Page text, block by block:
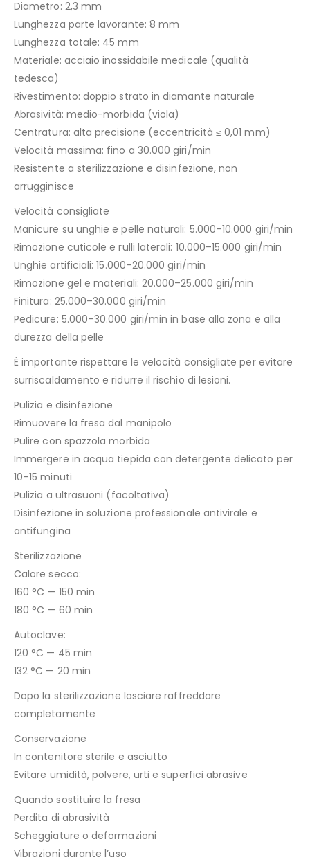
Diametro: 2,3 mm
Lunghezza parte lavorante: 8 mm
Lunghezza totale: 45 mm
Materiale: acciaio inossidabile medicale (qualità
tedesca)
Rivestimento: doppio strato in diamante naturale
Abrasività: medio-morbida (viola)
Centratura: alta precisione (eccentricità ≤ 0,01 mm)
Velocità massima: fino a 30.000 giri/min
Resistente a sterilizzazione e disinfezione, non
arrugginisce
Velocità consigliate
Manicure su unghie e pelle naturali: 5.000–10.000 giri/min
Rimozione cuticole e rulli laterali: 10.000–15.000 giri/min
Unghie artificiali: 15.000–20.000 giri/min
Rimozione gel e materiali: 20.000–25.000 giri/min
Finitura: 25.000–30.000 giri/min
Pedicure: 5.000–30.000 giri/min in base alla zona e alla
durezza della pelle
È importante rispettare le velocità consigliate per evitare
surriscaldamento e ridurre il rischio di lesioni.
Pulizia e disinfezione
Rimuovere la fresa dal manipolo
Pulire con spazzola morbida
Immergere in acqua tiepida con detergente delicato per
10–15 minuti
Pulizia a ultrasuoni (facoltativa)
Disinfezione in soluzione professionale antivirale e
antifungina
Sterilizzazione
Calore secco:
160 °C — 150 min
180 °C — 60 min
Autoclave:
120 °C — 45 min
132 °C — 20 min
Dopo la sterilizzazione lasciare raffreddare
completamente
Conservazione
In contenitore sterile e asciutto
Evitare umidità, polvere, urti e superfici abrasive
Quando sostituire la fresa
Perdita di abrasività
Scheggiature o deformazioni
Vibrazioni durante l’uso